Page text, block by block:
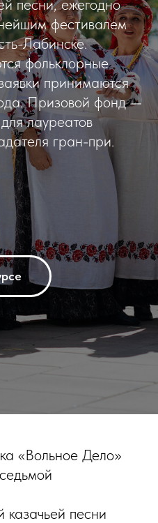
песни, ежегодно
фестивалем
Лабинске.
фольклорные
принимаются
Призовой фонд —
лауреатов
гран-при.
«Вольное Дело»
казачьей песни